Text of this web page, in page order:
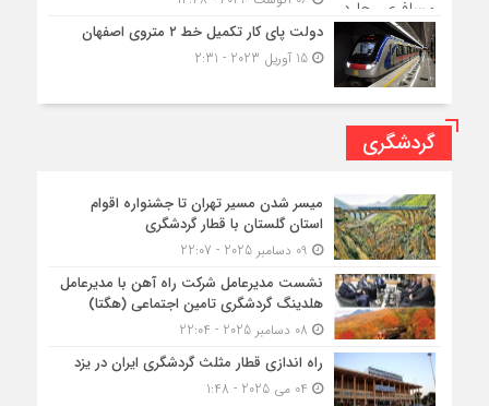
دولت پای کار تکمیل خط ۲ متروی اصفهان
15 آوریل 2023 - 2:31
گردشگری
میسر شدن مسیر تهران تا جشنواره اقوام
استان گلستان با قطار گردشگری
نشست مدیرعامل شرکت راه آهن با مدیرعامل
هلدینگ گردشگری تامین اجتماعی (هگتا)
راه اندازی قطار مثلث گردشگری ایران در یزد